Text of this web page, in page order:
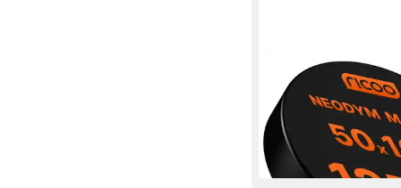
Magnet Neodym
NEODYMMAGNET
25,19 € UVP 37,90 €
-34%
in 2-3 Werktagen bei dir